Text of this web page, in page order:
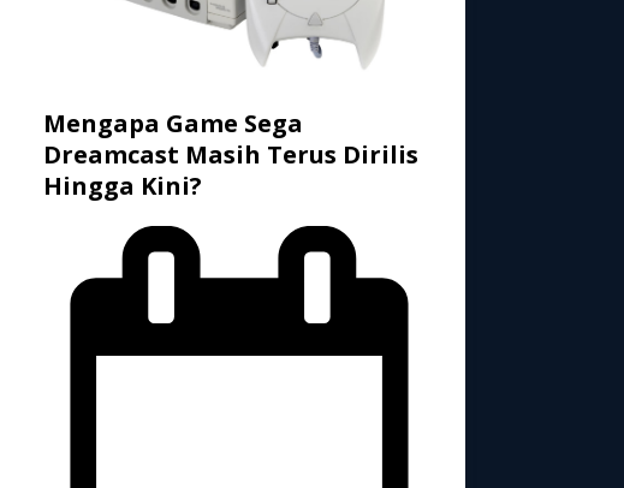
Mengapa Game Sega
Dreamcast Masih Terus Dirilis
Hingga Kini?